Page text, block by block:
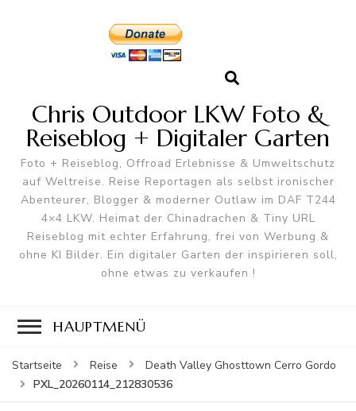
Chris Outdoor LKW Foto &
Reiseblog + Digitaler Garten
Foto + Reiseblog, Offroad Erlebnisse & Umweltschutz
auf Weltreise. Reise Reportagen als selbst ironischer
Abenteurer, Blogger & moderner Outlaw im DAF T244
4×4 LKW. Heimat der Chinadrachen & Tiny URL
Reiseblog mit echter Erfahrung, frei von Werbung &
ohne KI Bilder. Ein digitaler Garten der inspirieren soll,
ohne etwas zu verkaufen !
HAUPTMENÜ
Startseite Reise
Death Valley Ghosttown Cerro Gordo
PXL_20260114_212830536